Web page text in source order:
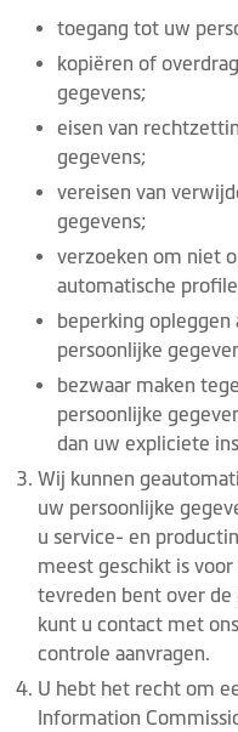
toegang tot uw
kopiëren of
gegevens;
eisen van
gegevens;
vereisen van
gegevens;
verzoeken om niet
automatische
beperking opleggen
persoonlijke
bezwaar maken
persoonlijke
dan uw expliciete
Wij kunnen
uw persoonlijke
u service- en
meest geschikt is
tevreden bent over de
kunt u contact met
controle aanvragen.
U hebt het recht om
Information